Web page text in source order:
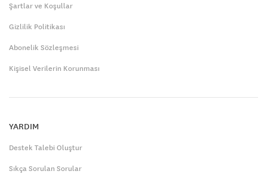
Şartlar ve Koşullar
Gizlilik Politikası
Abonelik Sözleşmesi
Kişisel Verilerin Korunması
YARDIM
Destek Talebi Oluştur
Sıkça Sorulan Sorular